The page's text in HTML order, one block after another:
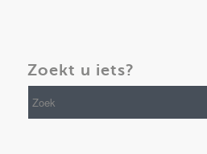
Zoekt u iets?